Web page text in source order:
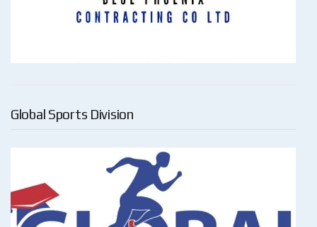
Global Sports Division